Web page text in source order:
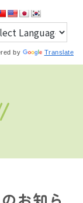
by Translate